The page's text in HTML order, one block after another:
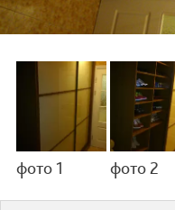
фото 1 фото 2